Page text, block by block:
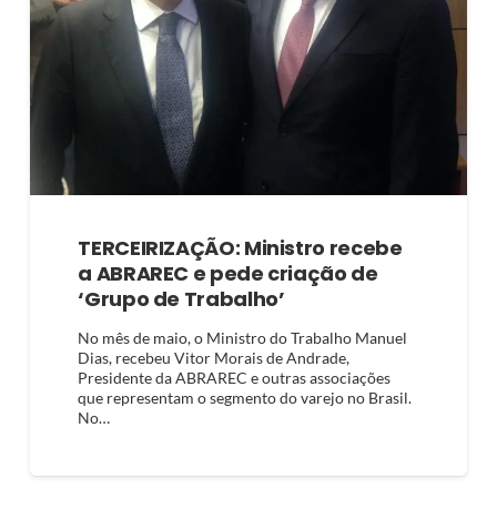
TERCEIRIZAÇÃO: Ministro recebe
a ABRAREC e pede criação de
‘Grupo de Trabalho’
No mês de maio, o Ministro do Trabalho Manuel
Dias, recebeu Vitor Morais de Andrade,
Presidente da ABRAREC e outras associações
que representam o segmento do varejo no Brasil.
No…